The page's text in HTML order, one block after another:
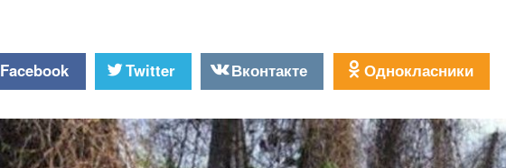
Facebook Twitter Вконтакте Однокласники